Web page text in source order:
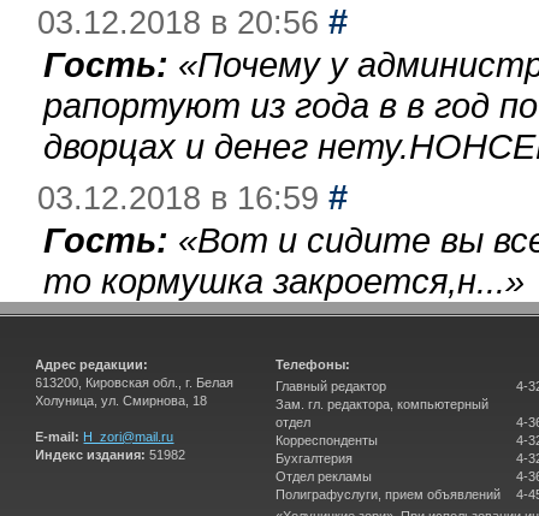
03.12.2018 в 20:56 #
Гость: «Почему у
рапортуют из года в в год
дворцах и денег
03.12.2018 в 16:59 #
Гость: «Вот и сидите вы
то кормушка закроется,н...»
Адрес редакции:
613200, Кировская обл., г. Белая
Холуница, ул. Смирнова, 18
E-mail: H_zori@mail.ru
Индекс издания: 51982
Телефоны:
Главный редактор
Зам. гл. редактора, компьютерный
отдел
Корреспонденты
Бухгалтерия
Отдел рекламы
Полиграфуслуги, прием объявлений
4-
4-
4-
4-
4-
4-